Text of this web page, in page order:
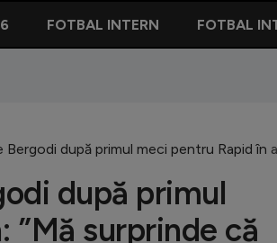
FOTBAL INTERN FOTBAL
după primul meci pentru Rapid
după primul
”Mă surprinde că